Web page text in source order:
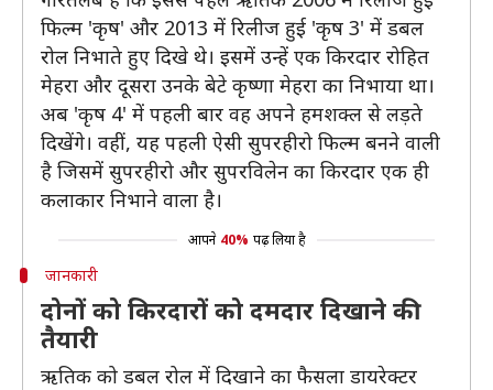
फिल्म 'कृष' और 2013 में रिलीज हुई 'कृष 3' में डबल
रोल निभाते हुए दिखे थे। इसमें उन्हें एक किरदार रोहित
मेहरा और दूसरा उनके बेटे कृष्णा मेहरा का निभाया था।
अब 'कृष 4' में पहली बार वह अपने हमशक्ल से लड़ते
दिखेंगे। वहीं, यह पहली ऐसी सुपरहीरो फिल्म बनने वाली
है जिसमें सुपरहीरो और सुपरविलेन का किरदार एक ही
कलाकार निभाने वाला है।
आपने 40% पढ़ लिया है
जानकारी
दोनों को किरदारों को दमदार दिखाने की
तैयारी
ऋतिक को डबल रोल में दिखाने का फैसला डायरेक्टर